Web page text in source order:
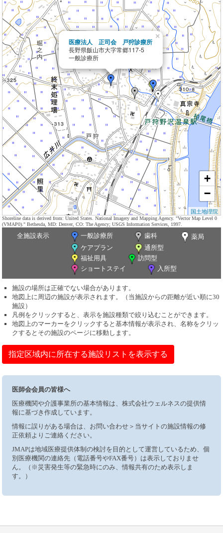
医療法人 正司会 戸狩診療所
長野県飯山市大字常郷117-5
一般診療所
×
+
−
国土地理院
Shoreline data is derived from: United States. National Imagery and Mapping Agency. "Vector Map Level 0
(VMAP0)." Bethesda, MD: Denver, CO: The Agency; USGS Information Services, 1997.
全施設表示 一般診療所 歯科
薬局
ケアプラン
通所型
福祉用具
訪問型
ショートステイ
入所型
施設の場所は正確でない場合があります。
地図上に周辺の施設が表示されます。（当施設からの距離が近い順に30
施設）
凡例をクリックすると、表示を施設種類で絞り込むことができます。
地図上のマーカーをクリックすると基本情報が表示され、名称をクリッ
クするとその施設のページに移動します。
指定区域内に所在する施設リストを表示する
医師会会員の皆様へ
医療機関や介護事業所の基本情報は、株式会社ウェルネスの提供情
報に基づき作成しています。
情報に誤りがある場合は、お問い合わせ＞当サイトの施設情報の修
正依頼よりご連絡ください。
JMAPは地域医療提供体制の検討を目的として運営しているため、個
別医療機関の連絡先（電話番号やFAX番号）は表示しておりませ
ん。（※災害発生等の緊急時にのみ、情報共有のため表示しま
す。）